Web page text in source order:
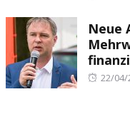
Neue
Posted
22/04/